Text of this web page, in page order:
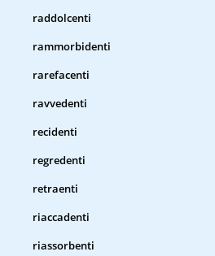
raddolcenti
rammorbidenti
rarefacenti
ravvedenti
recidenti
regredenti
retraenti
riaccadenti
riassorbenti